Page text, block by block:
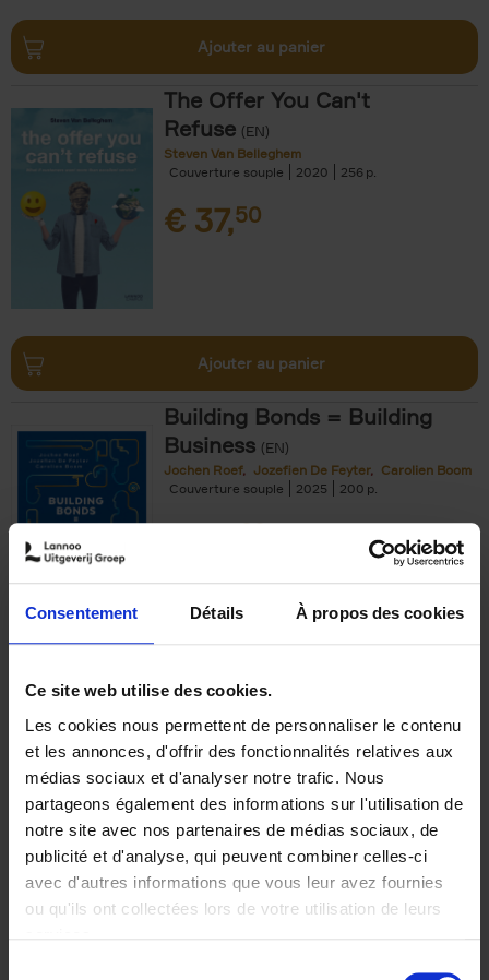
Consentement Détails À propos des cookies
Ce site web utilise des cookies.
Les cookies nous permettent de personnaliser le contenu
et les annonces, d'offrir des fonctionnalités relatives aux
médias sociaux et d'analyser notre trafic. Nous
partageons également des informations sur l'utilisation de
notre site avec nos partenaires de médias sociaux, de
publicité et d'analyse, qui peuvent combiner celles-ci
avec d'autres informations que vous leur avez fournies
ou qu'ils ont collectées lors de votre utilisation de leurs
Ajouter au panier
The Offer You Can't
Refuse (EN)
Steven Van Belleghem
Couverture souple
2020 256
€ 37,50
Ajouter au panier
Building Bonds = Building
Business (EN)
Jochen Roef Jozefien De Feyter
Carolien Boom
Couverture souple
2025 200
€29,99
Optichannel Retail. Beyond
the Digital Hysteria
Gino Van Ossel
Autre finition
2019 350
€29,99